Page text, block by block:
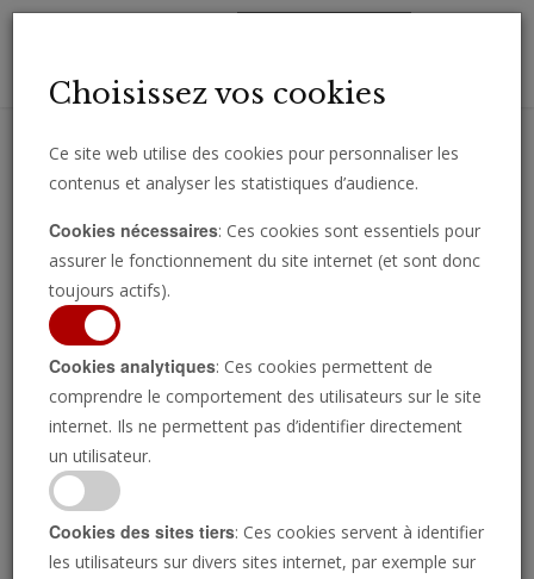
importantes directement par e-mail.
Analyse
Choisissez vos cookies
Ce site web utilise des cookies pour personnaliser les
contenus et analyser les statistiques d’audience.
Cookies nécessaires: Ces cookies sont essentiels pour
assurer le fonctionnement du site internet (et sont donc
toujours actifs).
Cookies analytiques: Ces cookies permettent de
comprendre le comportement des utilisateurs sur le site
internet. Ils ne permettent pas d’identifier directement
un utilisateur.
Cookies des sites tiers: Ces cookies servent à identifier
les utilisateurs sur divers sites internet, par exemple sur